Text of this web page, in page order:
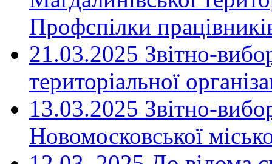
Профспілки
21.03.2025 Звітно-
територіальної
13.03.2025 Звітно-
Новомосковської